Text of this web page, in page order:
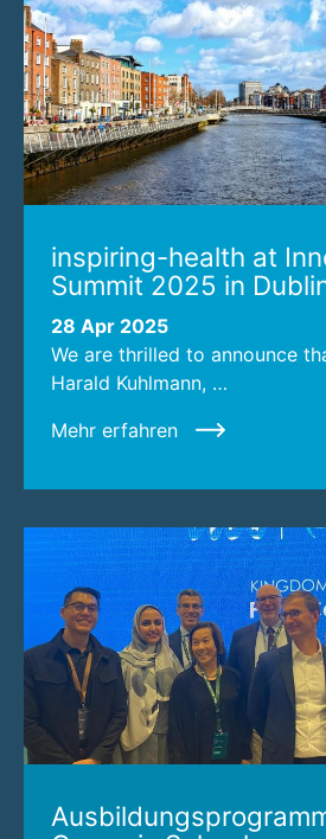
inspiring-health at
Summit 2025 in
28 Apr 2025
We are thrilled to announce
Harald Kuhlmann, …
Mehr erfahren